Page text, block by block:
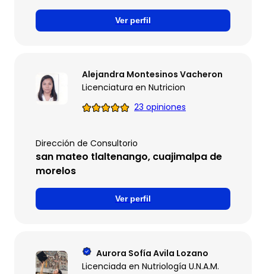
Ver perfil
Alejandra Montesinos Vacheron
Licenciatura en Nutricion
23 opiniones
Dirección de Consultorio
san mateo tlaltenango, cuajimalpa de
morelos
Ver perfil
Aurora Sofía Avila Lozano
Licenciada en Nutriología U.N.A.M.